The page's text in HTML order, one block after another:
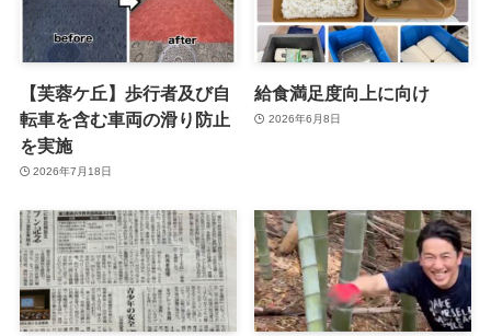
【芙蓉ケ丘】歩行者及び自
転車を含む車両の滑り防止
を実施
2026年7月18日
給食満足度向上に向け
2026年6月8日